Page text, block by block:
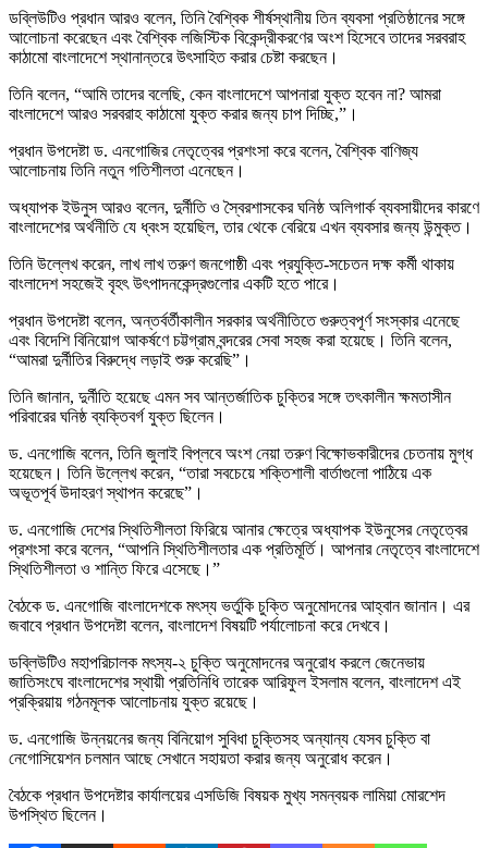
ডব্লিউটিও প্রধান আরও বলেন, তিনি বৈশ্বিক শীর্ষস্থানীয় তিন ব্যবসা প্রতিষ্ঠানের সঙ্গে
আলোচনা করেছেন এবং বৈশ্বিক লজিস্টিক বিকেন্দ্রীকরণের অংশ হিসেবে তাদের সরবরাহ
কাঠামো বাংলাদেশে স্থানান্তরে উৎসাহিত করার চেষ্টা করছেন।
তিনি বলেন, “আমি তাদের বলেছি, কেন বাংলাদেশে আপনারা যুক্ত হবেন না? আমরা
বাংলাদেশে আরও সরবরাহ কাঠামো যুক্ত করার জন্য চাপ দিচ্ছি,”।
প্রধান উপদেষ্টা ড. এনগোজির নেতৃত্বের প্রশংসা করে বলেন, বৈশ্বিক বাণিজ্য
আলোচনায় তিনি নতুন গতিশীলতা এনেছেন।
অধ্যাপক ইউনুস আরও বলেন, দুর্নীতি ও স্বৈরশাসকের ঘনিষ্ঠ অলিগার্ক ব্যবসায়ীদের কারণে
বাংলাদেশের অর্থনীতি যে ধ্বংস হয়েছিল, তার থেকে বেরিয়ে এখন ব্যবসার জন্য উন্মুক্ত।
তিনি উল্লেখ করেন, লাখ লাখ তরুণ জনগোষ্ঠী এবং প্রযুক্তি-সচেতন দক্ষ কর্মী থাকায়
বাংলাদেশ সহজেই বৃহৎ উৎপাদনকেন্দ্রগুলোর একটি হতে পারে।
প্রধান উপদেষ্টা বলেন, অন্তর্বর্তীকালীন সরকার অর্থনীতিতে গুরুত্বপূর্ণ সংস্কার এনেছে
এবং বিদেশি বিনিয়োগ আকর্ষণে চট্টগ্রাম বন্দরের সেবা সহজ করা হয়েছে। তিনি বলেন,
“আমরা দুর্নীতির বিরুদ্ধে লড়াই শুরু করেছি”।
তিনি জানান, দুর্নীতি হয়েছে এমন সব আন্তর্জাতিক চুক্তির সঙ্গে তৎকালীন ক্ষমতাসীন
পরিবারের ঘনিষ্ঠ ব্যক্তিবর্গ যুক্ত ছিলেন।
ড. এনগোজি বলেন, তিনি জুলাই বিপ্লবে অংশ নেয়া তরুণ বিক্ষোভকারীদের চেতনায় মুগ্ধ
হয়েছেন। তিনি উল্লেখ করেন, “তারা সবচেয়ে শক্তিশালী বার্তাগুলো পাঠিয়ে এক
অভূতপূর্ব উদাহরণ স্থাপন করেছে”।
ড. এনগোজি দেশের স্থিতিশীলতা ফিরিয়ে আনার ক্ষেত্রে অধ্যাপক ইউনুসের নেতৃত্বের
প্রশংসা করে বলেন, “আপনি স্থিতিশীলতার এক প্রতিমূর্তি। আপনার নেতৃত্বে বাংলাদেশে
স্থিতিশীলতা ও শান্তি ফিরে এসেছে।”
বৈঠকে ড. এনগোজি বাংলাদেশকে মৎস্য ভর্তুকি চুক্তি অনুমোদনের আহ্বান জানান। এর
জবাবে প্রধান উপদেষ্টা বলেন, বাংলাদেশ বিষয়টি পর্যালোচনা করে দেখবে।
ডব্লিউটিও মহাপরিচালক মৎস্য-২ চুক্তি অনুমোদনের অনুরোধ করলে জেনেভায়
জাতিসংঘে বাংলাদেশের স্থায়ী প্রতিনিধি তারেক আরিফুল ইসলাম বলেন, বাংলাদেশ এই
প্রক্রিয়ায় গঠনমূলক আলোচনায় যুক্ত রয়েছে।
ড. এনগোজি উন্নয়নের জন্য বিনিয়োগ সুবিধা চুক্তিসহ অন্যান্য যেসব চুক্তি বা
নেগোসিয়েশন চলমান আছে সেখানে সহায়তা করার জন্য অনুরোধ করেন।
বৈঠকে প্রধান উপদেষ্টার কার্যালয়ের এসডিজি বিষয়ক মুখ্য সমন্বয়ক লামিয়া মোরশেদ
উপস্থিত ছিলেন।